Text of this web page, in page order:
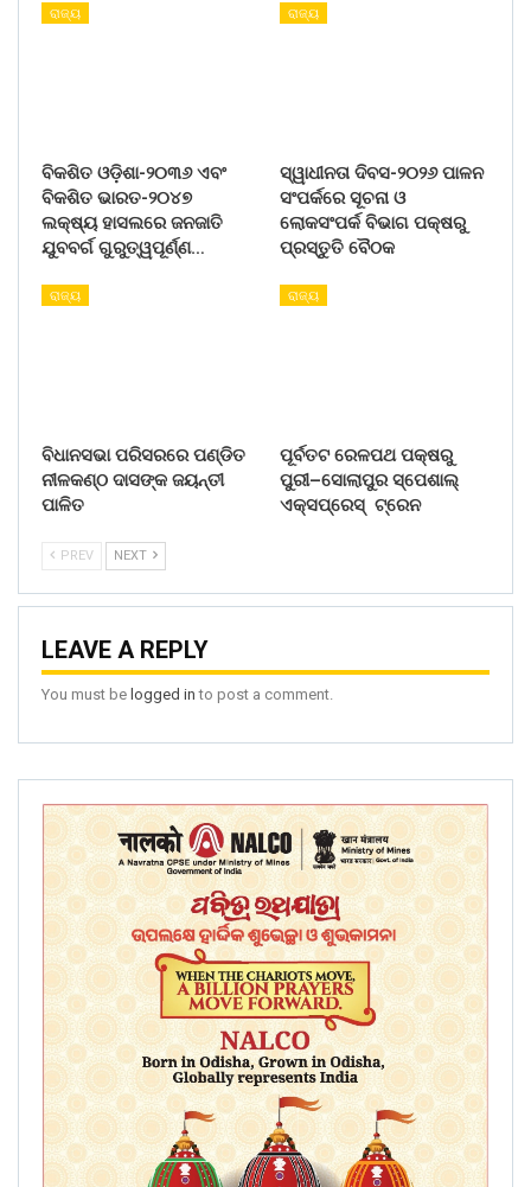
ରାଜ୍ୟ
ବିକଶିତ ଓଡ଼ିଶା-୨୦୩୬ ଏବଂ
ବିକଶିତ ଭାରତ-୨୦୪୭
ଲକ୍ଷ୍ୟ ହାସଲରେ ଜନଜାତି
ଯୁବବର୍ଗ ଗୁରୁତ୍ୱପୂର୍ଣ୍ଣ…
ରାଜ୍ୟ
ସ୍ୱାଧୀନତା ଦିବସ-୨୦୨୬ ପାଳନ
ସଂପର୍କରେ ସୂଚନା ଓ
ଲୋକସଂପର୍କ ବିଭାଗ ପକ୍ଷରୁ
ପ୍ରସ୍ତୁତି ବୈଠକ
ରାଜ୍ୟ
ବିଧାନସଭା ପରିସରରେ ପଣ୍ଡିତ
ନୀଳକଣ୍ଠ ଦାସଙ୍କ ଜୟନ୍ତୀ
ପାଳିତ
ରାଜ୍ୟ
ପୂର୍ବତଟ ରେଳପଥ ପକ୍ଷରୁ
ପୁରୀ–ସୋଲାପୁର ସ୍ପେଶାଲ୍
ଏକ୍ସପ୍ରେସ୍ ଟ୍ରେନ
PREV NEXT
LEAVE A REPLY
You must be logged in to post a comment.